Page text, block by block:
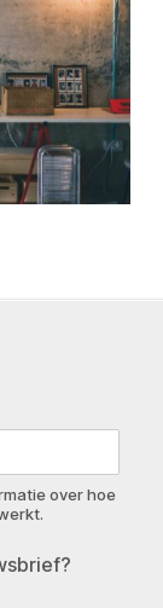
over hoe